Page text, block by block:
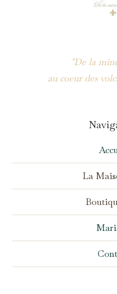
"De la
au coeur des
La